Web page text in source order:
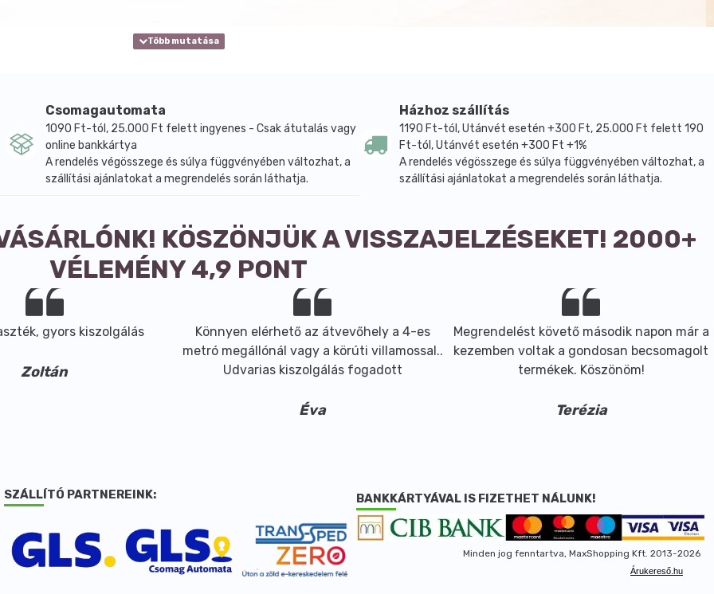
Csomagautomata
1090 Ft-tól, 25.000 Ft felett ingyenes - Csak átutalás vagy
online bankkártya
A rendelés végösszege és súlya függvényében változhat, a
szállítási ajánlatokat a megrendelés során láthatja.
Házhoz szállítás
1190 Ft-tól, Utánvét esetén +300 Ft, 25.000 Ft felett 190
Ft-tól, Utánvét esetén +300 Ft +1%
A rendelés végösszege és súlya függvényében változhat, a
szállítási ajánlatokat a megrendelés során láthatja.
KÖSZÖNJÜK A VISSZAJELZÉSEKET! 2000+
VÉLEMÉNY 4,9 PONT
gyors kiszolgálás
Zoltán
Könnyen elérhető az átvevőhely a 4-es
metró megállónál vagy a körúti villamossal..
Udvarias kiszolgálás fogadott
Éva
Megrendelést követő második napon már a
kezemben voltak a gondosan becsomagolt
termékek. Köszönöm!
Terézia
SZÁLLÍTÓ PARTNEREINK: BANKKÁRTYÁVAL IS FIZETHET NÁLUNK!
Minden jog fenntartva, MaxShopping Kft. 2013-2026
Árukereső.hu